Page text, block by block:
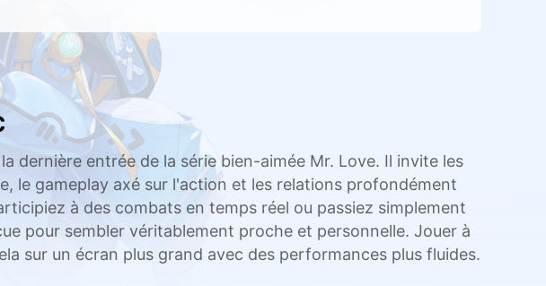
dernière entrée de la série bien-aimée Mr. Love. Il invite les
le gameplay axé sur l'action et les relations profondément
à des combats en temps réel ou passiez simplement
pour sembler véritablement proche et personnelle. Jouer à
sur un écran plus grand avec des performances plus fluides.